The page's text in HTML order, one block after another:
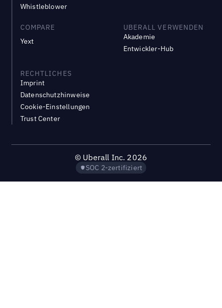
Whistleblower
COMPARE
Yext
UBERALL VERWENDEN
Akademie
Entwickler-Hub
RECHTLICHES
Imprint
Datenschutzhinweise
Cookie-Einstellungen
Trust Center
© Uberall Inc. 2026
SOC 2-zertifiziert